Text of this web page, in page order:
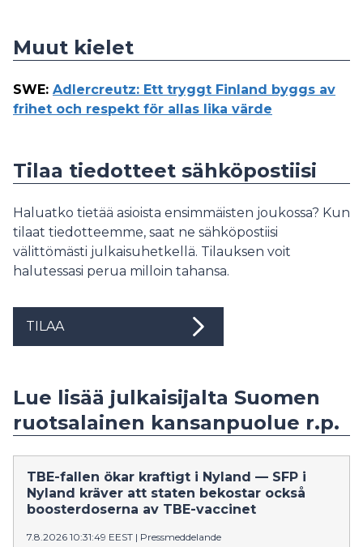
Muut kielet
SWE: Adlercreutz: Ett tryggt Finland byggs av
frihet och respekt för allas lika värde
Tilaa tiedotteet sähköpostiisi
Haluatko tietää asioista ensimmäisten joukossa? Kun
tilaat tiedotteemme, saat ne sähköpostiisi
välittömästi julkaisuhetkellä. Tilauksen voit
halutessasi perua milloin tahansa.
TILAA
Lue lisää julkaisijalta Suomen
ruotsalainen kansanpuolue r.p.
TBE-fallen ökar kraftigt i Nyland — SFP i
Nyland kräver att staten bekostar också
boosterdoserna av TBE-vaccinet
7.8.2026 10:31:49 EEST | Pressmeddelande